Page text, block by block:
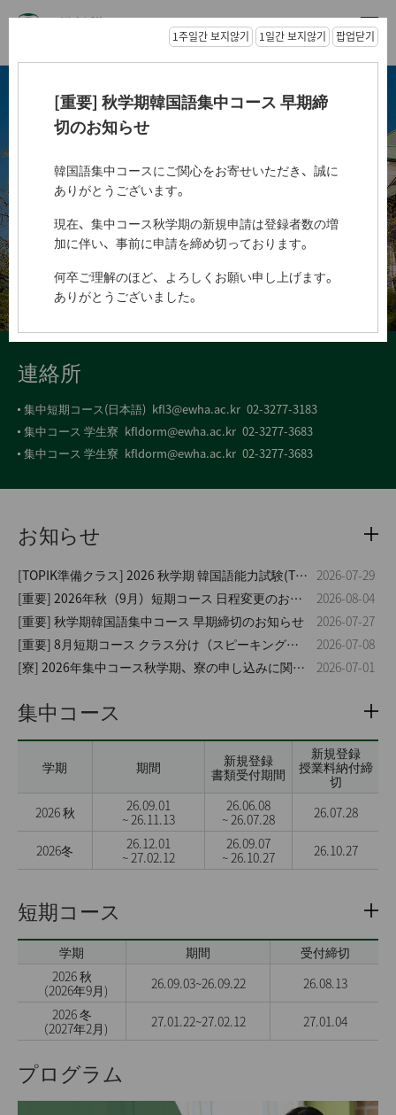
[重要] 秋学期韓国語集中コース 早期締
切のお知らせ
韓国語集中コースにご関心をお寄せいただき、誠に
ありがとうございます。
現在、集中コース秋学期の新規申請は登録者数の増
加に伴い、事前に申請を締め切っております。
何卒ご理解のほど、よろしくお願い申し上げます。
ありがとうございました。
1주일간 보지않기 1일간 보지않기 팝업닫기
梨花女子大学 言語教育院
連絡所
集中短期コース(日本語) kfl3@ewha.ac.kr 02-3277-3183
集中コース 学生寮 kfldorm@ewha.ac.kr 02-3277-3683
集中コース 学生寮 kfldorm@ewha.ac.kr 02-3277-3683
お知らせ
[TOPIK準備クラス] 2026 秋学期 韓国語能力試験(TOPIK) 準備クラス 2026-07-29
[重要] 2026年秋（9月）短期コース 日程変更のお知らせ
2026-08-04
[重要] 秋学期韓国語集中コース 早期締切のお知らせ
2026-07-27
[重要] 8月短期コース クラス分け（スピーキング）テスト日程変更のお知らせ
2026-07-08
[寮] 2026年集中コース秋学期、寮の申し込みに関するご案内
2026-07-01
集中コース
学期 期間
新規登録
書類受付期間
新規登録
授業料納付締
切
2026 秋
26.09.01
~ 26.11.13
26.06.08
~ 26.07.28
26.07.28
2026冬
26.12.01
~ 27.02.12
26.09.07
~ 26.10.27
26.10.27
短期コース
学期 期間
受付締切
2026 秋
（2026年9月)
26.09.03~26.09.22
26.08.13
2026 冬
（2027年2月)
27.01.22~27.02.12 27.01.04
プログラム